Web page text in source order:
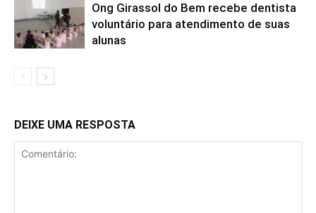
Ong Girassol do Bem recebe dentista
voluntário para atendimento de suas
alunas
DEIXE UMA RESPOSTA